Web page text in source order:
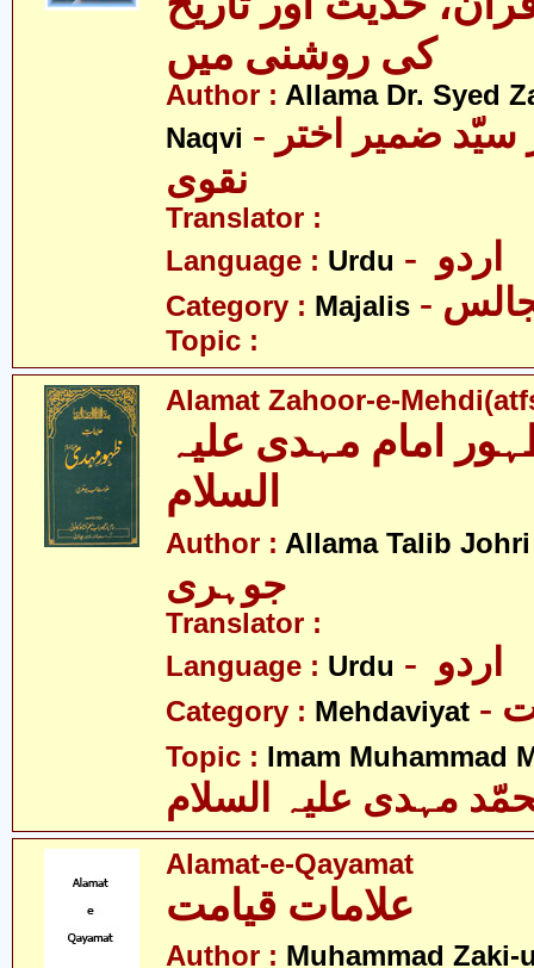
کی روشنی میں
Author : Allama Dr. Syed
Naqvi - علامہ ڈاکٹر سیّد ضمیر اختر
نقوی
Translator :
Language : Urdu
Category : Majalis
Topic :
Alamat Zahoor-e-
امام مہدی علیہ
السلام
Author : Allama Talib Johri
جوہری
Translator :
Language : Urdu
Category : Mehdaviyat
Topic : Imam Muhammad
مہدی علیہ السلام
Alamat-e-Qayamat
علامات قیامت
Author : Muhammad